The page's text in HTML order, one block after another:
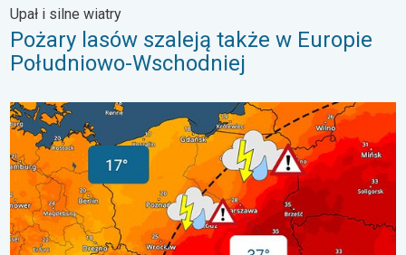
Upał i silne wiatry
Pożary lasów szaleją także w Europie
Południowo-Wschodniej
20 stopni różnicy. Kontrast termiczny. . . sobota, 1 sierpnia